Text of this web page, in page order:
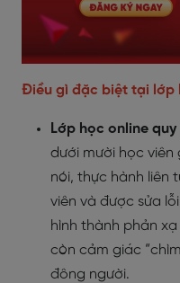
Điều gì đặc biệt tại lớp
Lớp học online
dưới mười học viên
nói, thực hành liên
viên và được sửa
hình thành phản
còn cảm giác
đông người.